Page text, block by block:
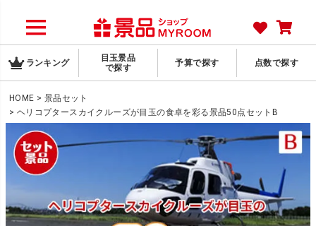
ランキング
目玉景品
で探す
予算で探す 点数で探す
HOME
景品セット
ヘリコプタースカイクルーズが目玉の食卓を彩る景品50点セットB